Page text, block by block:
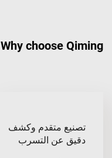
Why choose Qiming إصدار الفراغ?
تصنيع متقدم وكشف
دقيق عن التسرب